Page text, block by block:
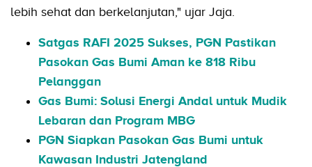
lebih sehat dan berkelanjutan," ujar Jaja.
Satgas RAFI 2025 Sukses, PGN Pastikan
Pasokan Gas Bumi Aman ke 818 Ribu
Pelanggan
Gas Bumi: Solusi Energi Andal untuk Mudik
Lebaran dan Program MBG
PGN Siapkan Pasokan Gas Bumi untuk
Kawasan Industri Jatengland